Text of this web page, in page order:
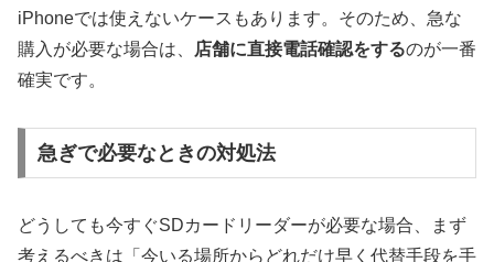
iPhoneでは使えないケースもあります。そのため、急な
購入が必要な場合は、
店舗に直接電話確認をするのが一番
確実です。
急ぎで必要なときの対処法
どうしても今すぐSDカードリーダーが必要な場合、まず
考えるべきは「今いる場所からどれだけ早く代替手段を手